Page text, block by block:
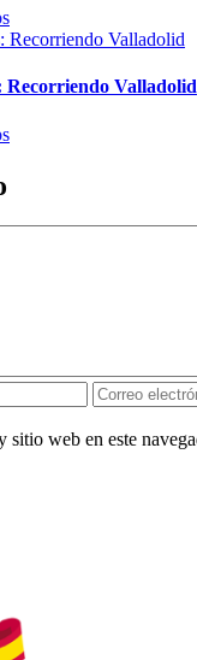
Recorriendo Valladolid
web en este